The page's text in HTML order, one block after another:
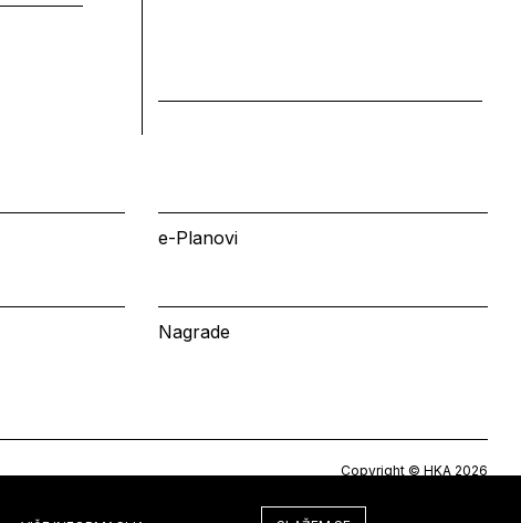
e-Planovi
Nagrade
Copyright © HKA 2026